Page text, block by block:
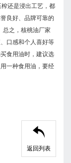
还是浸出工艺，都
良好、品牌可靠的
总之，核桃油厂家
口感和个人喜好等
食用油时，建议选
一种食用油，要经

返回列表